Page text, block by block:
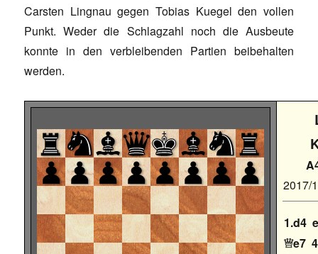
Carsten Lingnau gegen Tobias Kuegel den vollen
Punkt. Weder die Schlagzahl noch die Ausbeute
konnte in den verbleibenden Partien beibehalten
werden.
2017/
1.d4
e7